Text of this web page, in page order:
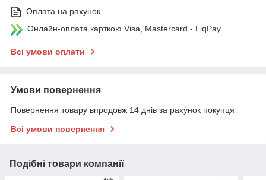
Оплата на рахунок
Онлайн-оплата карткою Visa, Mastercard - LiqPay
Всі умови оплати
Умови повернення
Повернення товару впродовж 14 днів за рахунок покупця
Всі умови повернення
Подібні товари компанії